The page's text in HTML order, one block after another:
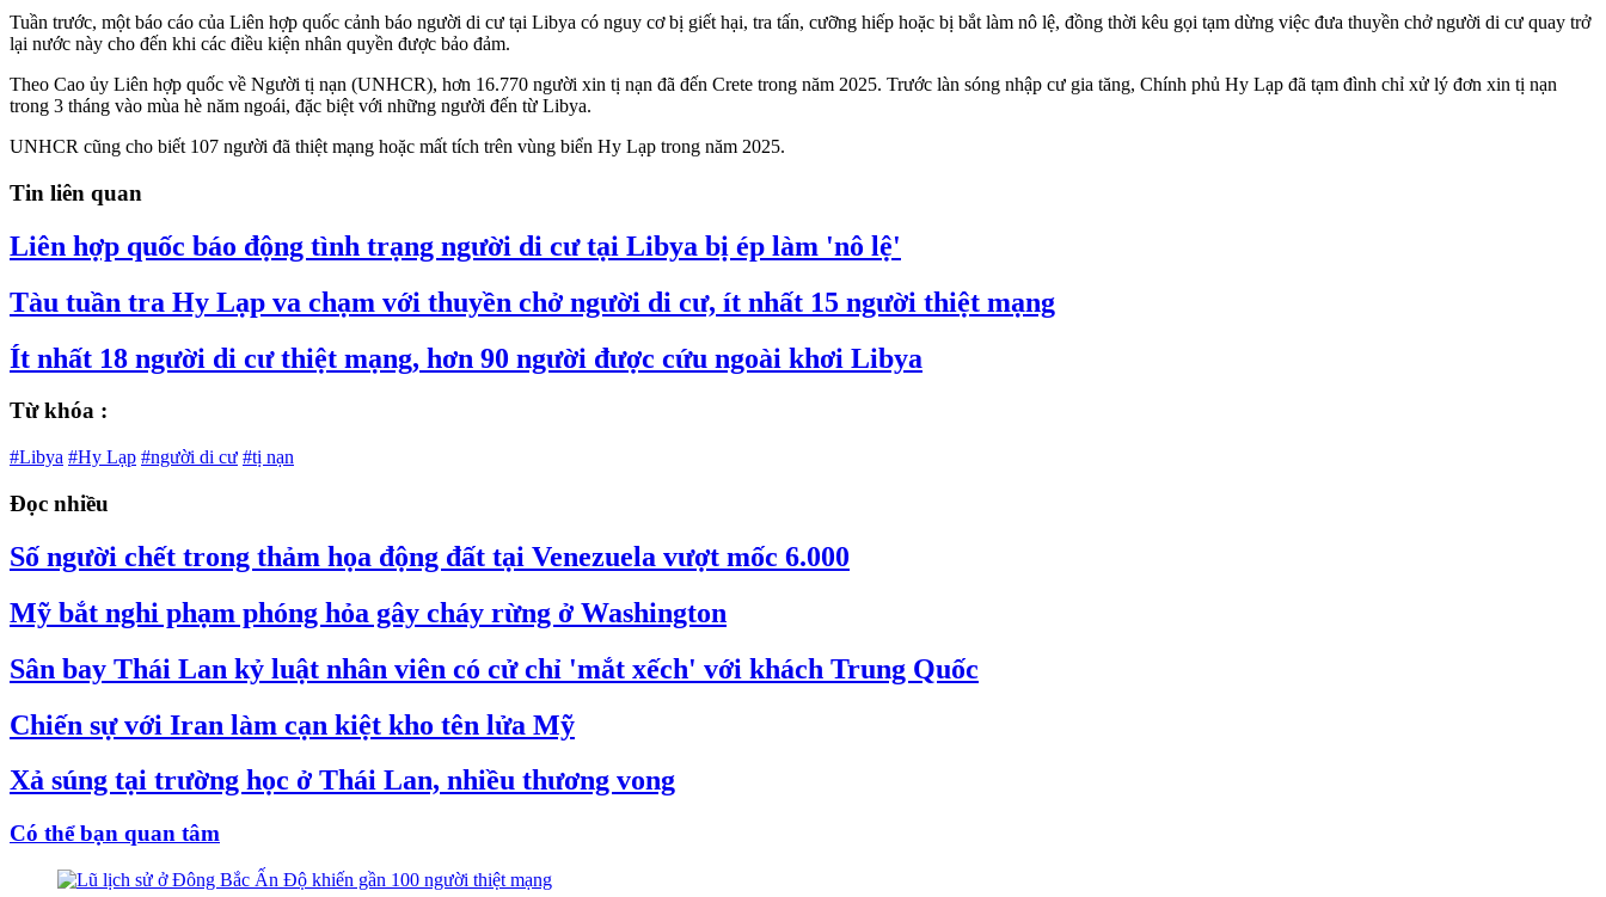
Tuần trước, một báo cáo của Liên hợp quốc cảnh báo người di cư tại Libya có nguy cơ bị giết hại, tra tấn, cưỡng hiếp hoặc bị bắt làm nô lệ, đồng thời kêu gọi tạm dừng việc đưa thuyền chở người di cư quay trở
lại nước này cho đến khi các điều kiện nhân quyền được bảo đảm.
Theo Cao ủy Liên hợp quốc về Người tị nạn (UNHCR), hơn 16.770 người xin tị nạn đã đến Crete trong năm 2025. Trước làn sóng nhập cư gia tăng, Chính phủ Hy Lạp đã tạm đình chỉ xử lý đơn xin tị nạn
trong 3 tháng vào mùa hè năm ngoái, đặc biệt với những người đến từ Libya.
UNHCR cũng cho biết 107 người đã thiệt mạng hoặc mất tích trên vùng biển Hy Lạp trong năm 2025.
Tin liên quan
Liên hợp quốc báo động tình trạng người di cư tại Libya bị ép làm 'nô lệ'
Tàu tuần tra Hy Lạp va chạm với thuyền chở người di cư, ít nhất 15 người thiệt mạng
Ít nhất 18 người di cư thiệt mạng, hơn 90 người được cứu ngoài khơi Libya
Từ khóa :
#Libya #Hy Lạp #người di cư #tị nạn
Đọc nhiều
Số người chết trong thảm họa động đất tại Venezuela vượt mốc 6.000
Mỹ bắt nghi phạm phóng hỏa gây cháy rừng ở Washington
Sân bay Thái Lan kỷ luật nhân viên có cử chỉ 'mắt xếch' với khách Trung Quốc
Chiến sự với Iran làm cạn kiệt kho tên lửa Mỹ
Xả súng tại trường học ở Thái Lan, nhiều thương vong
Có thể bạn quan tâm